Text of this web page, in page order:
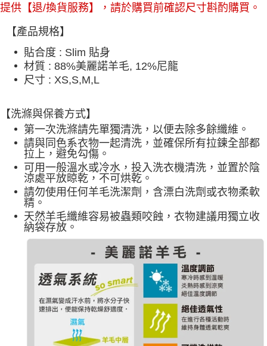
提供【退/換貨服務】，請於購買前確認尺寸斟酌購買。
【產品規格】
貼合度 : Slim 貼身
材質 : 88%美麗諾羊毛, 12%尼龍
尺寸 : XS,S,M,L
【洗滌與保養方式】
第一次洗滌請先單獨清洗，以便去除多餘纖維。
請與同色系衣物一起清洗，並確保所有拉鍊全部都
拉上，避免勾傷。
可用一般溫水或冷水，投入洗衣機清洗，並置於陰
涼處平放晾乾，不可烘乾。
請勿使用任何羊毛洗潔劑，含漂白洗劑或衣物柔軟
精。
天然羊毛纖維容易被蟲類咬蝕，衣物建議用獨立收
納袋存放。